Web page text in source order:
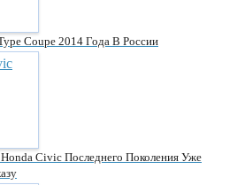
Coupe 2014 Года В России
Civic Последнего Поколения Уже